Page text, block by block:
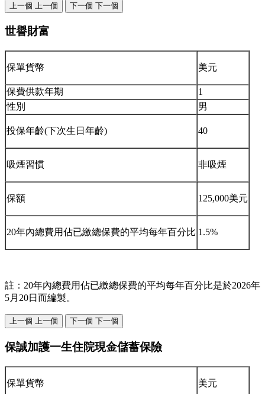
上一個 上一個 下一個 下一個
世譽財富
保單貨幣 美元
保費供款年期
1
性別
男
投保年齡(下次生日年齡) 40
吸煙習慣 非吸煙
保額 125,000美元
20年內總費用佔已繳總保費的平均每年百分比 1.5%
註：20年內總費用佔已繳總保費的平均每年百分比是於2026年
5月20日而編製。
上一個 上一個 下一個 下一個
保誠加護一生住院現金儲蓄保險
保單貨幣 美元